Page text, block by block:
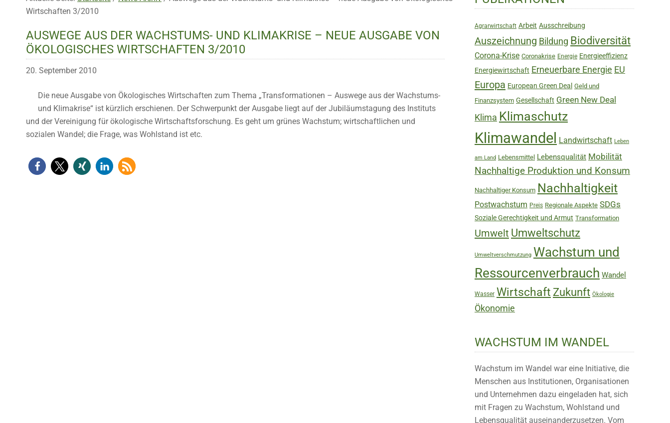
Wirtschaften 3/2010
AUSWEGE AUS DER WACHSTUMS- UND KLIMAKRISE – NEUE AUSGABE VON
ÖKOLOGISCHES WIRTSCHAFTEN 3/2010
20. September 2010
Die neue Ausgabe von Ökologisches Wirtschaften zum Thema „Transformationen – Auswege aus der Wachstums-
und Klimakrise“ ist kürzlich erschienen. Der Schwerpunkt der Ausgabe liegt auf der Jubiläumstagung des Instituts
und der Vereinigung für ökologische Wirtschaftsforschung. Es geht um grünes Wachstum; wirtschaftlichen und
sozialen Wandel; die Frage, was Wohlstand ist etc.
Sidebar
Agrarwirtschaft Arbeit Ausschreibung
Auszeichnung Bildung Biodiversität
Corona-Krise Coronakrise Energie Energieeffizienz
Energiewirtschaft Erneuerbare Energie EU
Europa European Green Deal Geld und
Finanzsystem Gesellschaft Green New Deal
Klima Klimaschutz
Klimawandel Landwirtschaft Leben
am Land Lebensmittel Lebensqualität Mobilität
Nachhaltige Produktion und Konsum
Nachhaltiger Konsum Nachhaltigkeit
Postwachstum Preis Regionale Aspekte SDGs
Soziale Gerechtigkeit und Armut Transformation
Umwelt Umweltschutz
Umweltverschmutzung Wachstum und
Ressourcenverbrauch Wandel
Wasser Wirtschaft Zukunft Ökologie
Ökonomie
WACHSTUM IM WANDEL
Wachstum im Wandel war eine Initiative, die
Menschen aus Institutionen, Organisationen
und Unternehmen dazu eingeladen hat, sich
mit Fragen zu Wachstum, Wohlstand und
Lebensqualität auseinanderzusetzen. Vom